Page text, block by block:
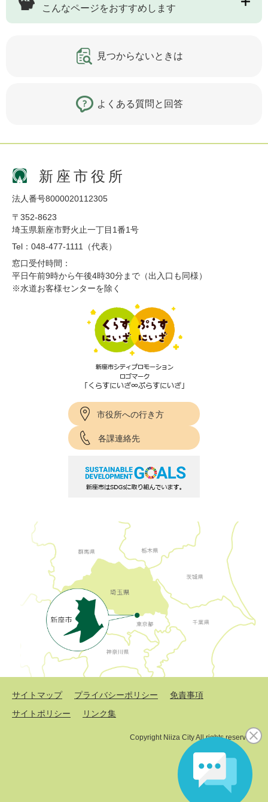
こんなページをおすすめします
見つからないときは
よくある質問と回答
新座市役所
法人番号8000020112305
〒352-8623
埼玉県新座市野火止一丁目1番1号
Tel：048-477-1111（代表）
窓口受付時間：
平日午前9時から午後4時30分まで（出入口も同様）
※水道お客様センターを除く
市役所への行き方
各課連絡先
サイトマップ プライバシーポリシー
免責事項
サイトポリシー
リンク集
Copyright Niiza City All rights reserved.